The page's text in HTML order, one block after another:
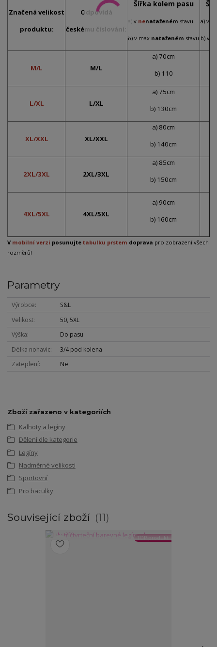
Značená velikost
produktu:
Odpovídá
českému číslování:
Šířka kolem pasu
a) v nenataženém stavu
b) v max nataženém stavu
a) v
b) v
M/L M/L
a) 70cm
b) 110
L/XL L/XL
a) 75cm
b) 130cm
XL/XXL XL/XXL
a) 80cm
b) 140cm
2XL/3XL 2XL/3XL
a) 85cm
b) 150cm
4XL/5XL 4XL/5XL
a) 90cm
b) 160cm
V mobilní verzi posunujte tabulku prstem doprava pro zobrazení všech
rozměrů!
Parametry
Výrobce
S&L
Velikost
50, 5XL
Výška
Do pasu
Délka nohavic
3/4 pod kolena
Zateplení
Ne
Zboží zařazeno v kategoriích
Kalhoty a legíny
Dělení dle kategorie
Legíny
Nadměrné velikosti
Sportovní
Pro baculky
Související zboží 11
TOP produkt